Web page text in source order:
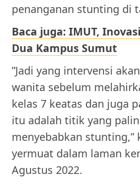
penanganan stunting di
Baca juga: IMUT,
Dua Kampus Sumut
”Jadi yang intervensi
wanita sebelum
kelas 7 keatas dan juga
itu adalah titik yang
menyebabkan stunting,”
yermuat dalam laman
Agustus 2022.